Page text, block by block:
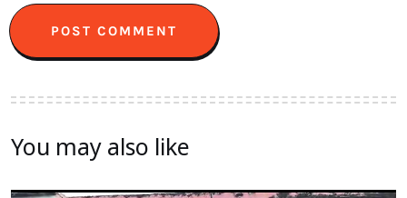
You may also like